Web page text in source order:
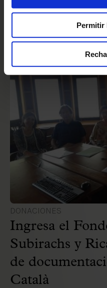
Permitir
2 Oct 2018 00:00:00
DONACIONES
Ingresa el
Subirachs y
de
Català